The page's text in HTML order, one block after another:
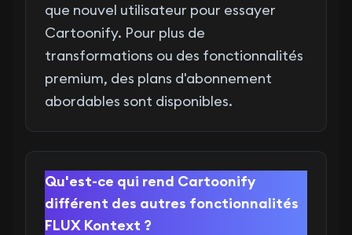
que nouvel utilisateur pour essayer
Cartoonify. Pour plus de
transformations ou des fonctionnalités
premium, des plans d'abonnement
abordables sont disponibles.
Qu'est-ce qui rend Cartoonify
différent des autres fonctionnalités
FLUX Kontext ?